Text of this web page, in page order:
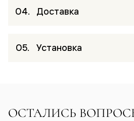
Доставка
Установка
ОСТАЛИСЬ